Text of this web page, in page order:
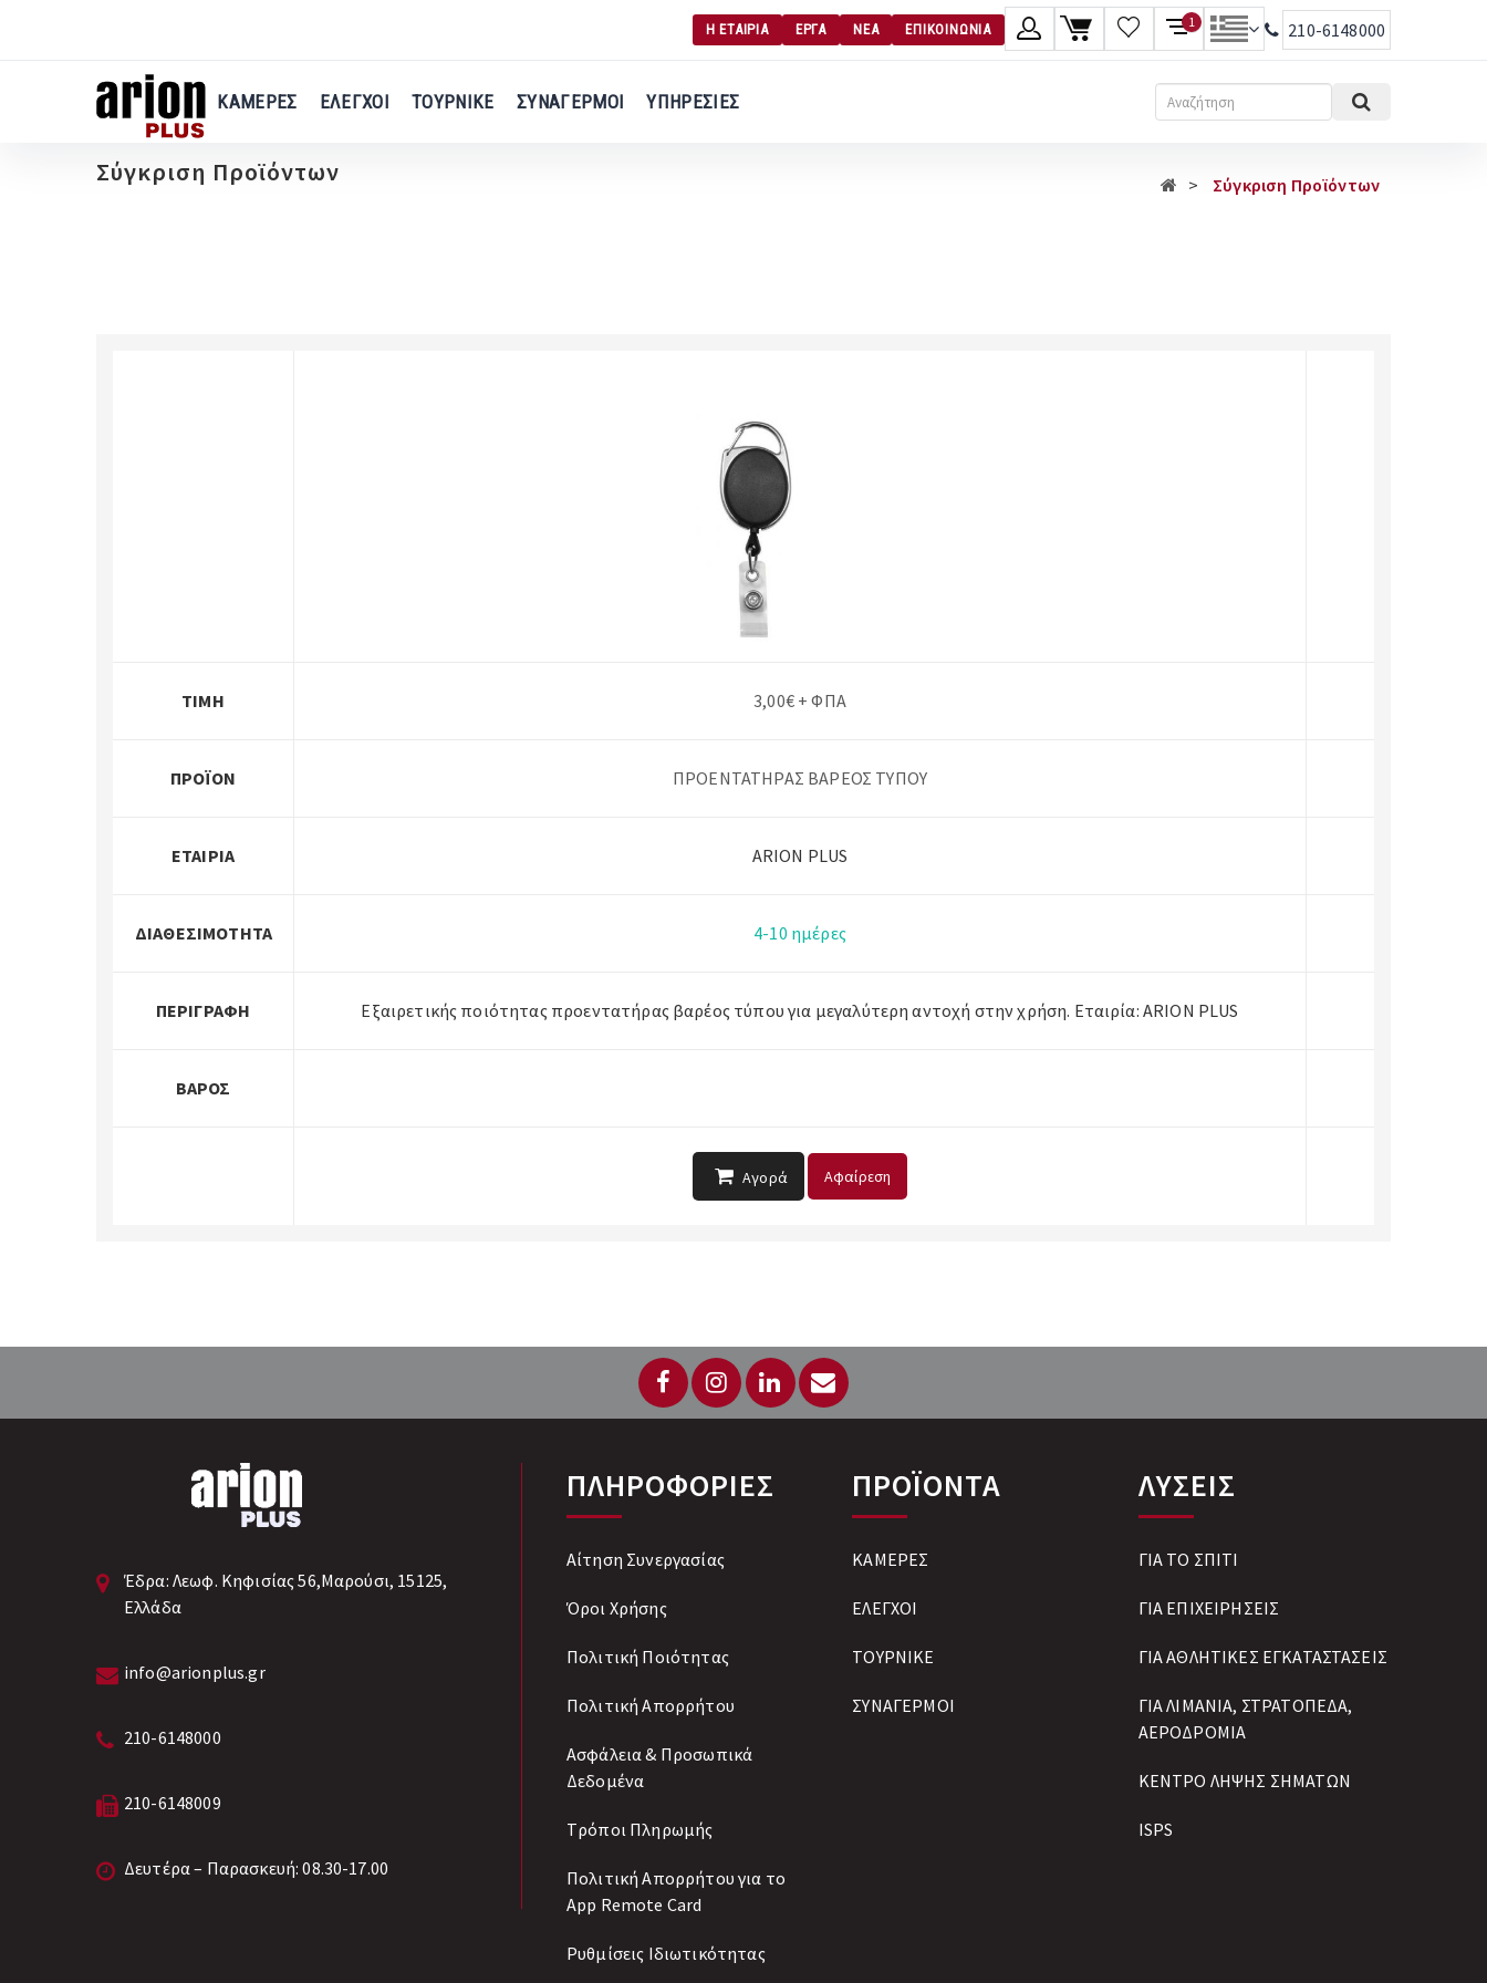
περιεχόμενο
Η ΕΤΑΙΡΙΑ ΕΡΓΑ ΝΕΑ ΕΠΙΚΟΙΝΩΝΙΑ 1 210-6148000
ΚΑΜΕΡΕΣ ΕΛΕΓΧΟΙ ΤΟΥΡΝΙΚΕ ΣΥΝΑΓΕΡΜΟΙ ΥΠΗΡΕΣΙΕΣ
Αναζήτηση
Σύγκριση Προϊόντων Σύγκριση Προϊόντων
ΤΙΜΉ 3,00€ + ΦΠΑ
ΠΡΟΪΌΝ ΠΡΟΕΝΤΑΤΗΡΑΣ ΒΑΡΕΟΣ ΤΥΠΟΥ
ΕΤΑΙΡΊΑ ARION PLUS
ΔΙΑΘΕΣΙΜΌΤΗΤΑ 4-10 ημέρες
ΠΕΡΙΓΡΑΦΉ Εξαιρετικής ποιότητας προεντατήρας βαρέος τύπου για μεγαλύτερη αντοχή στην χρήση. Εταιρία: ARION PLUS
ΒΆΡΟΣ
Αγορά Αφαίρεση
Έδρα: Λεωφ. Κηφισίας 56,Μαρούσι, 15125,
Ελλάδα
info@arionplus.gr
210-6148000
210-6148009
Δευτέρα – Παρασκευή: 08.30-17.00
ΠΛΗΡΟΦΟΡΙΕΣ
Αίτηση Συνεργασίας
Όροι Χρήσης
Πολιτική Ποιότητας
Πολιτική Απορρήτου
Ασφάλεια & Προσωπικά
Δεδομένα
Tρόποι Πληρωμής
Πολιτική Απορρήτου για το
App Remote Card
Ρυθμίσεις Ιδιωτικότητας
ΠΡΟΪΟΝΤΑ
ΚΑΜΕΡΕΣ
ΕΛΕΓΧΟΙ
ΤΟΥΡΝΙΚΕ
ΣΥΝΑΓΕΡΜΟΙ
ΛΥΣΕΙΣ
ΓΙΑ ΤΟ ΣΠΙΤΙ
ΓΙΑ ΕΠΙΧΕΙΡΗΣΕΙΣ
ΓΙΑ ΑΘΛΗΤΙΚΕΣ ΕΓΚΑΤΑΣΤΑΣΕΙΣ
ΓΙΑ ΛΙΜΑΝΙΑ, ΣΤΡΑΤΟΠΕΔΑ,
ΑΕΡΟΔΡΟΜΙΑ
ΚΕΝΤΡΟ ΛΗΨΗΣ ΣΗΜΑΤΩΝ
ISPS